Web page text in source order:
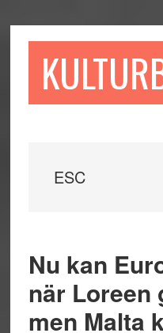
till
till
sidofältet
till
ESC
Nu kan
när Loreen
men Malta